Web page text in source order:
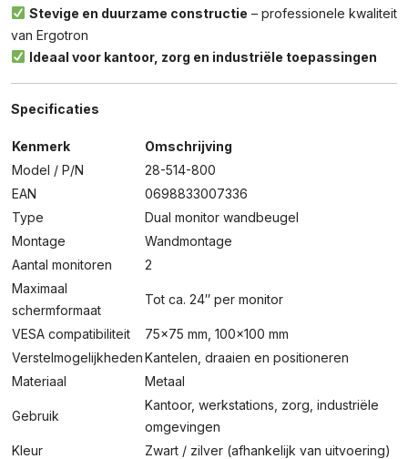
Stevige en duurzame constructie – professionele kwaliteit
van Ergotron
Ideaal voor kantoor, zorg en industriële toepassingen
Specificaties
Kenmerk
Omschrijving
Model / P/N
28-514-800
EAN
0698833007336
Type
Dual monitor wandbeugel
Montage
Wandmontage
Aantal monitoren
2
Maximaal
schermformaat
Tot ca. 24″ per monitor
VESA compatibiliteit
75×75 mm, 100×100 mm
VerstelmogelijkhedenKantelen, draaien en positioneren
Materiaal
Metaal
Gebruik
Kantoor, werkstations, zorg, industriële
omgevingen
Kleur
Zwart / zilver (afhankelijk van uitvoering)